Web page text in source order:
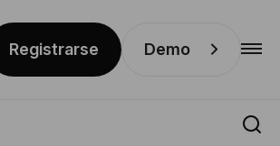
Registrarse Demo